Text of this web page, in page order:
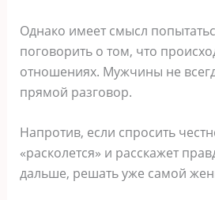
Однако имеет смысл
поговорить о том, что
отношениях. Мужчины не
прямой разговор.
Напротив, если спросить
«расколется» и расскажет
дальше, решать уже самой